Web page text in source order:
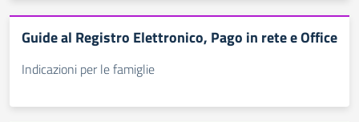
Guide al Registro Elettronico, Pago in rete e Office
Indicazioni per le famiglie